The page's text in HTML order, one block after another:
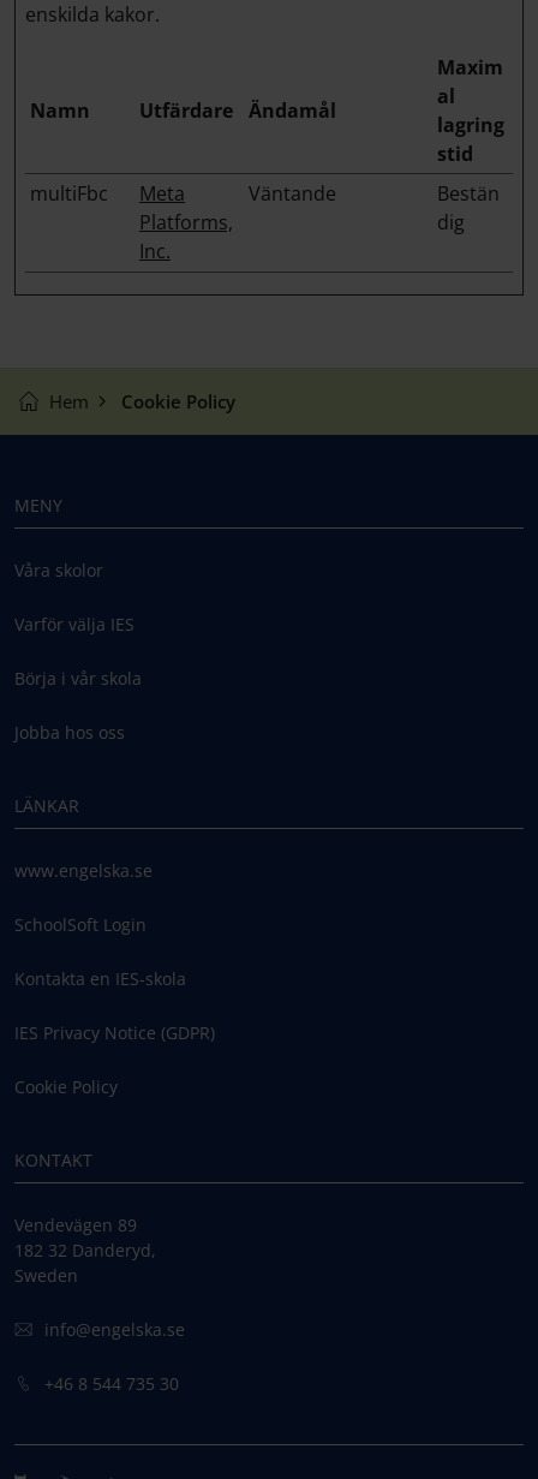
enskilda kakor.
Namn Utfärdare Ändamål
Maxim
al
lagring
stid
multiFbc
Meta
Platforms,
Inc.
Väntande
Bestän
dig
Hem Cookie Policy
MENY
Våra skolor
Varför välja IES
Börja i vår skola
Jobba hos oss
LÄNKAR
www.engelska.se
SchoolSoft Login
Kontakta en IES-skola
IES Privacy Notice (GDPR)
Cookie Policy
KONTAKT
Vendevägen 89
182 32 Danderyd,
Sweden
info@engelska.se
+46 8 544 735 30